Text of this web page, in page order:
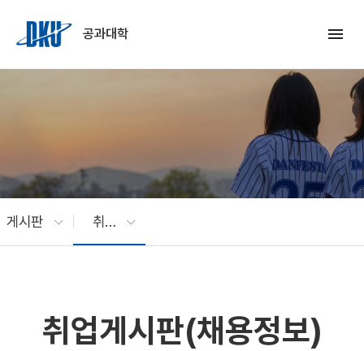
공과대학
menu
게시판 취업게시판(채용정보)
취업게시판(채용정보)